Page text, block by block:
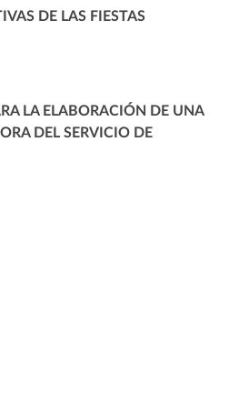
DE LAS FIESTAS
LA ELABORACIÓN DE UNA
DEL SERVICIO DE